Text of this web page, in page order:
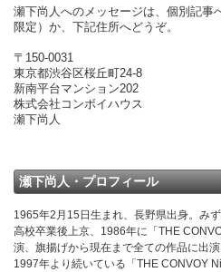
瀬下尚人へのメッセージは、個別記事
限定）か、下記住所へどうぞ。
〒150-0031
東京都渋谷区桜丘町24-8
新南平台マンション202
株式会社コンボイハウス
瀬下尚人
瀬下尚人・プロフィール
1965年2月15日生まれ、長野県出身。みず
高校卒業後上京、1986年に「THE
演、旗揚げから現在まで全ての作品に出
1997年より続いている「THE CONVOY